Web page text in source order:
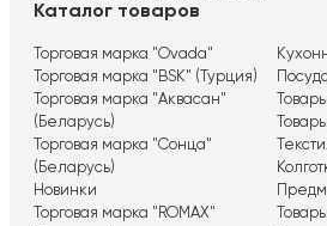
Каталог товаров
Торговая марка "Ovada"
Торговая марка "BSK" (Турция)
Торговая марка "Аквасан"
(Беларусь)
Торговая марка "Сонца"
(Беларусь)
Новинки
Торговая марка "ROMAX"